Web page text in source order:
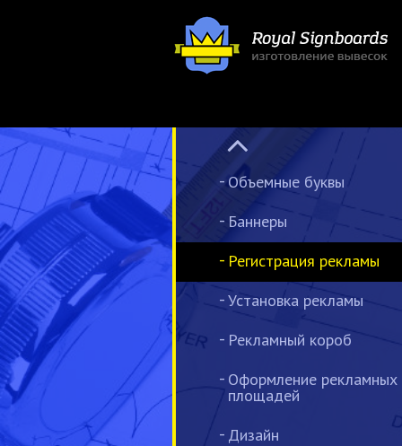
Объемные буквы
Баннеры
Регистрация рекламы
Установка рекламы
Рекламный короб
Оформление рекламных
площадей
Дизайн